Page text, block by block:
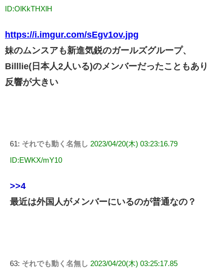
ID:OlKkTHXlH
https://i.imgur.com/sEgv1ov.jpg
妹のムンスアも新進気鋭のガールズグループ、
Billlie(日本人2人いる)のメンバーだったこともあり
反響が大きい
61: それでも動く名無し 2023/04/20(木) 03:23:16.79
ID:EWKX/mY10
>>4
最近は外国人がメンバーにいるのが普通なの？
63: それでも動く名無し 2023/04/20(木) 03:25:17.85